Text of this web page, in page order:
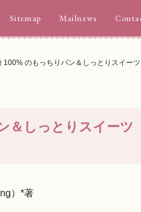
Sitemap Mailnews
100% のもっちりパン＆しっとりスイーツ
＆しっとりスイーツ
）*著